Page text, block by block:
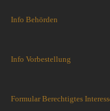
Info Behörden
Info Vorbestellung
Formular Berechtigtes